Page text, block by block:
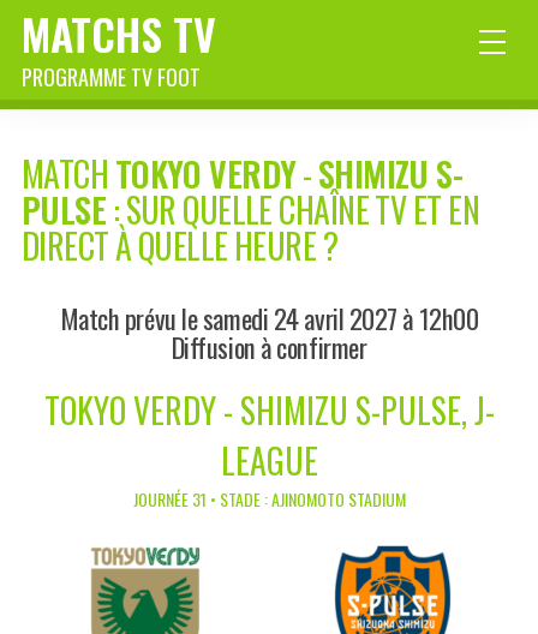
MATCHS TV
PROGRAMME TV FOOT
MATCHTOKYO VERDY-SHIMIZU S-
PULSE: SUR QUELLE CHAÎNE TV ET EN
DIRECT À QUELLE HEURE ?
Match prévu le samedi 24 avril 2027 à 12h00
Diffusion à confirmer
TOKYO VERDY - SHIMIZU S-PULSE, J-
LEAGUE
JOURNÉE 31 • STADE : AJINOMOTO STADIUM